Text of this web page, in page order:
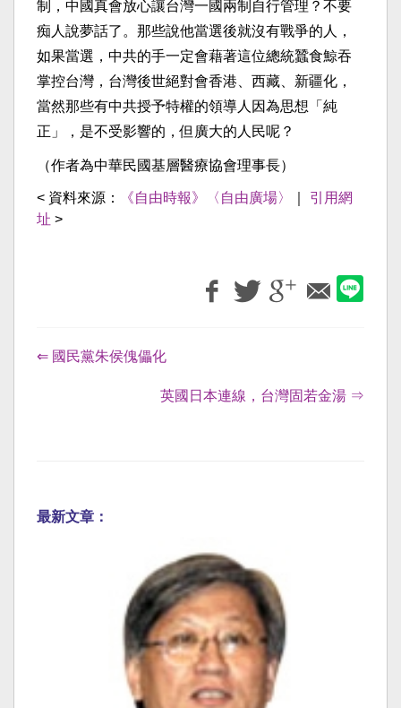
制，中國真會放心讓台灣一國兩制自行管理？不要
痴人說夢話了。那些說他當選後就沒有戰爭的人，
如果當選，中共的手一定會藉著這位總統蠶食鯨吞
掌控台灣，台灣後世絕對會香港、西藏、新疆化，
當然那些有中共授予特權的領導人因為思想「純
正」，是不受影響的，但廣大的人民呢？
（作者為中華民國基層醫療協會理事長）
< 資料來源： 《自由時報》〈自由廣場〉
引用網
址 >
⇐ 國民黨朱侯傀儡化
英國日本連線，台灣固若金湯 ⇒
最新文章：